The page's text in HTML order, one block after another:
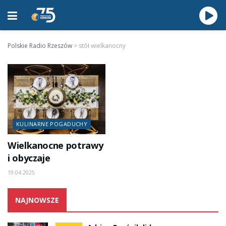
Polskie Radio Rzeszów > stół wielkanocny
KULINARNE POGADUCHY
Wielkanocne potrawy
i obyczaje
19.04.2025
NAJNOWSZE